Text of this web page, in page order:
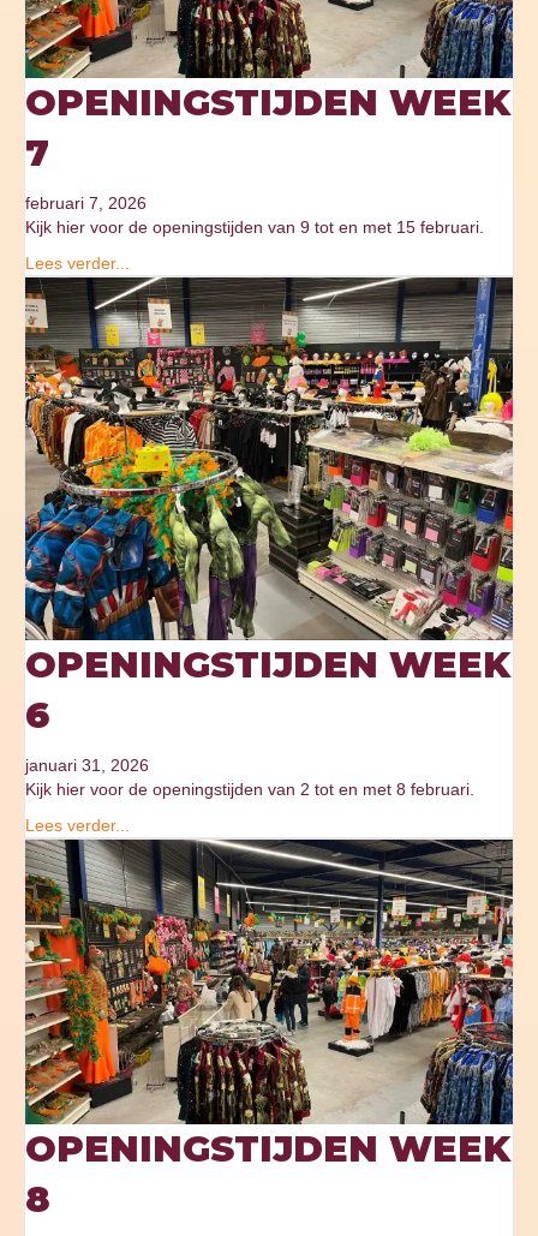
OPENINGSTIJDEN WEEK
7
februari 7, 2026
Kijk hier voor de openingstijden van 9 tot en met 15 februari.
Lees verder...
OPENINGSTIJDEN WEEK
6
januari 31, 2026
Kijk hier voor de openingstijden van 2 tot en met 8 februari.
Lees verder...
OPENINGSTIJDEN WEEK
8